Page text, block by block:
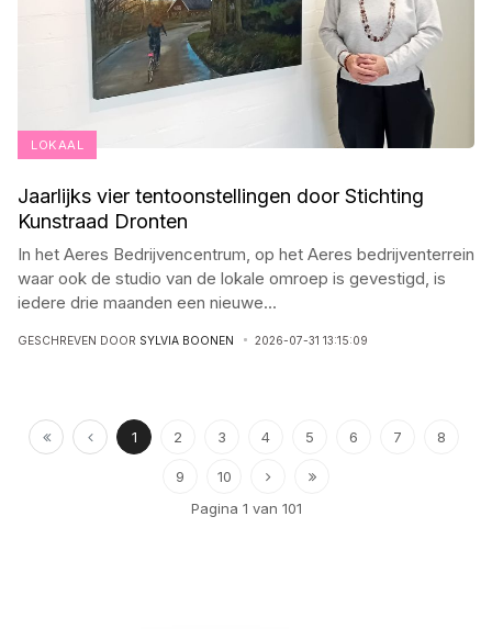
LOKAAL
Jaarlijks vier tentoonstellingen door Stichting
Kunstraad Dronten
In het Aeres Bedrijvencentrum, op het Aeres bedrijventerrein
waar ook de studio van de lokale omroep is gevestigd, is
iedere drie maanden een nieuwe...
GESCHREVEN DOOR SYLVIA BOONEN 2026-07-31 13:15:09
1 2 3 4 5 6 7 8
9
10
Pagina 1 van 101